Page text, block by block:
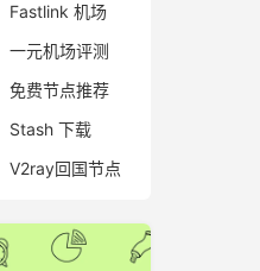
Fastlink 机场
一元机场评测
免费节点推荐
Stash 下载
V2ray回国节点